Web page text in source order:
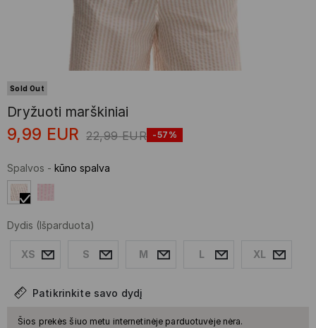
Sold Out
Dryžuoti marškiniai
9,99 EUR 22,99 EUR -57%
Spalvos - kūno spalva
Dydis (Išparduota)
XS S M L XL
Patikrinkite savo dydį
Šios prekės šiuo metu internetinėje parduotuvėje nėra.